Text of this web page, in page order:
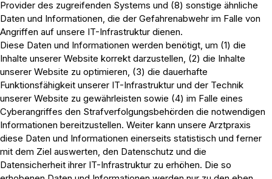
Provider des zugreifenden Systems und (8) sonstige ähnliche
Daten und Informationen, die der Gefahrenabwehr im Falle von
Angriffen auf unsere IT-Infrastruktur dienen.
Diese Daten und Informationen werden benötigt, um (1) die
Inhalte unserer Website korrekt darzustellen, (2) die Inhalte
unserer Website zu optimieren, (3) die dauerhafte
Funktionsfähigkeit unserer IT-Infrastruktur und der Technik
unserer Website zu gewährleisten sowie (4) im Falle eines
Cyberangriffes den Strafverfolgungsbehörden die notwendigen
Informationen bereitzustellen. Weiter kann unsere Arztpraxis
diese Daten und Informationen einerseits statistisch und ferner
mit dem Ziel auswerten, den Datenschutz und die
Datensicherheit ihrer IT-Infrastruktur zu erhöhen. Die so